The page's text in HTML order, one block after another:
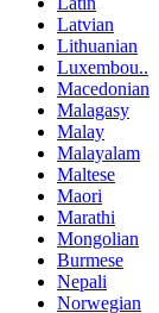
Latvian
Lithuanian
Luxembou..
Macedonian
Malagasy
Malay
Malayalam
Maltese
Maori
Marathi
Mongolian
Burmese
Nepali
Norwegian